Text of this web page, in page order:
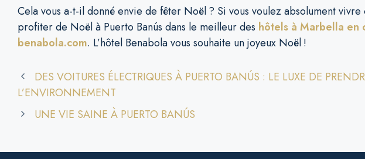
Cela vous a-t-il donné envie de fêter Noël ? Si vous voulez absolument vivre
profiter de Noël à Puerto Banús dans le meilleur des hôtels à Marbella en
benabola.com. L’hôtel Benabola vous souhaite un joyeux Noël !
DES VOITURES ÉLECTRIQUES À PUERTO BANÚS : LE LUXE DE
L’ENVIRONNEMENT
UNE VIE SAINE À PUERTO BANÚS